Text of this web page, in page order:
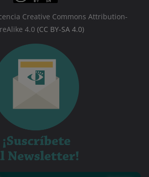
Creative Commons Attribution-
4.0 (CC BY-SA 4.0)